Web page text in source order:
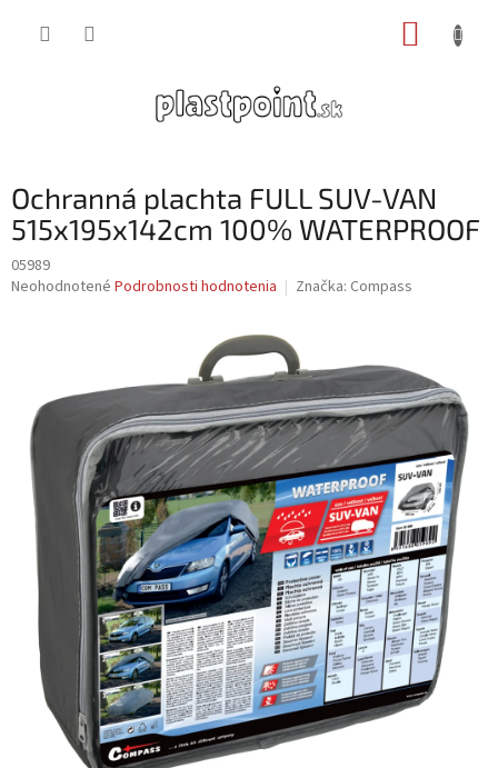
Ochranná plachta FULL SUV-VAN
515x195x142cm 100% WATERPROOF
05989
Priemerné
hviezdičiek.
Neohodnotené Podrobnosti hodnotenia Značka: Compass